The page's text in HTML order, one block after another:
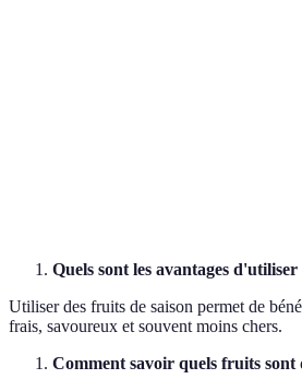
Quels sont les avantages
Utiliser des fruits de saison permet de
frais, savoureux et souvent moins chers.
Comment savoir quels fruits sont